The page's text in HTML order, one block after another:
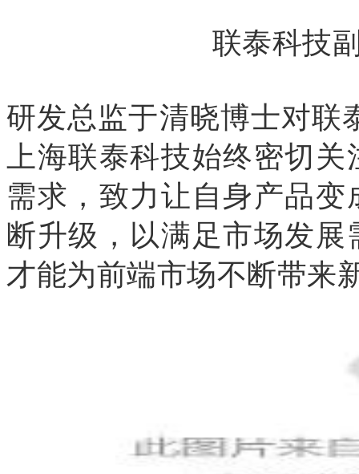
联泰科技
研发总监于清晓博士对联
上海联泰科技始终密切
需求，致力让自身产品
断升级，以满足市场发
才能为前端市场不断带来